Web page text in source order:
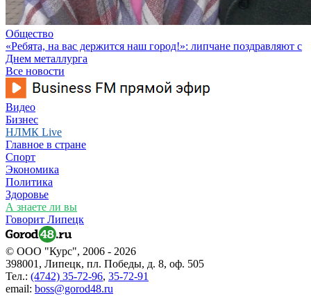
Общество
«Ребята, на вас держится наш город!»: липчане поздравляют с
Днем металлурга
Все новости
Видео
Бизнес
НЛМК Live
Главное в стране
Спорт
Экономика
Политика
Здоровье
А знаете ли вы
Говорит Липецк
© ООО "Курс", 2006 - 2026
398001, Липецк, пл. Победы, д. 8, оф. 505
Тел.: (4742) 35-72-96, 35-72-91
email: boss@gorod48.ru